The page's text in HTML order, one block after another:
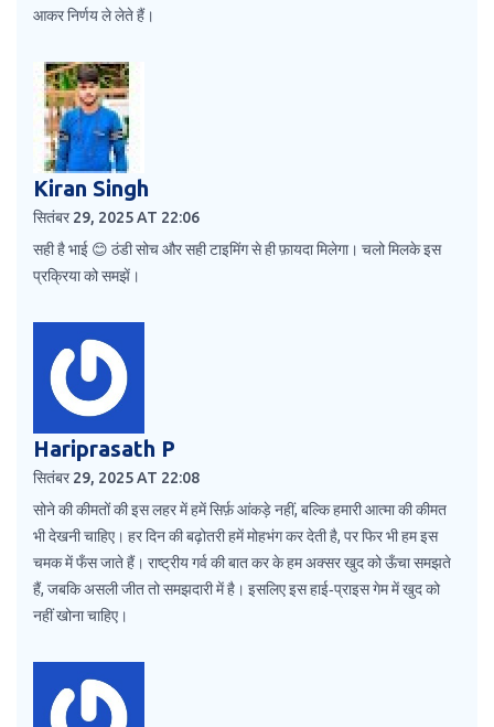
आकर निर्णय ले लेते हैं।
Kiran Singh
सितंबर 29, 2025 AT 22:06
सही है भाई 😊 ठंडी सोच और सही टाइमिंग से ही फ़ायदा मिलेगा। चलो मिलके इस
प्रक्रिया को समझें।
Hariprasath P
सितंबर 29, 2025 AT 22:08
सोने की कीमतों की इस लहर में हमें सिर्फ़ आंकड़े नहीं, बल्कि हमारी आत्मा की कीमत
भी देखनी चाहिए। हर दिन की बढ़ोतरी हमें मोहभंग कर देती है, पर फिर भी हम इस
चमक में फँस जाते हैं। राष्ट्रीय गर्व की बात कर के हम अक्सर खुद को ऊँचा समझते
हैं, जबकि असली जीत तो समझदारी में है। इसलिए इस हाई‑प्राइस गेम में खुद को
नहीं खोना चाहिए।